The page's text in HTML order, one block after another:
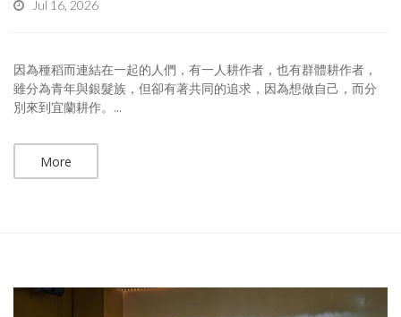
Jul 16, 2026
因為種稻而連結在一起的人們，有一人耕作者，也有群體耕作者，
雖分為青年與銀髮族，但卻有著共同的追求，因為想做自己，而分
別來到宜蘭耕作。...
More